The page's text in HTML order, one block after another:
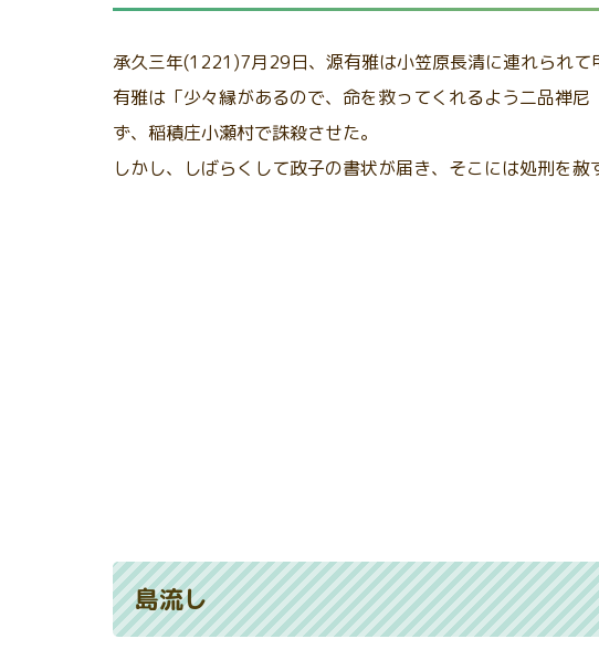
承久三年(1221)7月29日、源有雅は小笠原長清に連れられて
有雅は「少々縁があるので、命を救ってくれるよう二品禅
ず、稲積庄小瀬村で誅殺させた。
しかし、しばらくして政子の書状が届き、そこには処刑を
島流し